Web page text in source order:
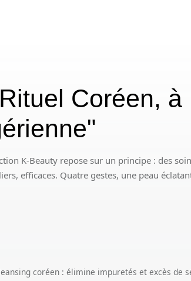
Coréen, à
K-Beauty repose sur un principe : des
efficaces. Quatre gestes, une peau
coréen : élimine impuretés et excès de